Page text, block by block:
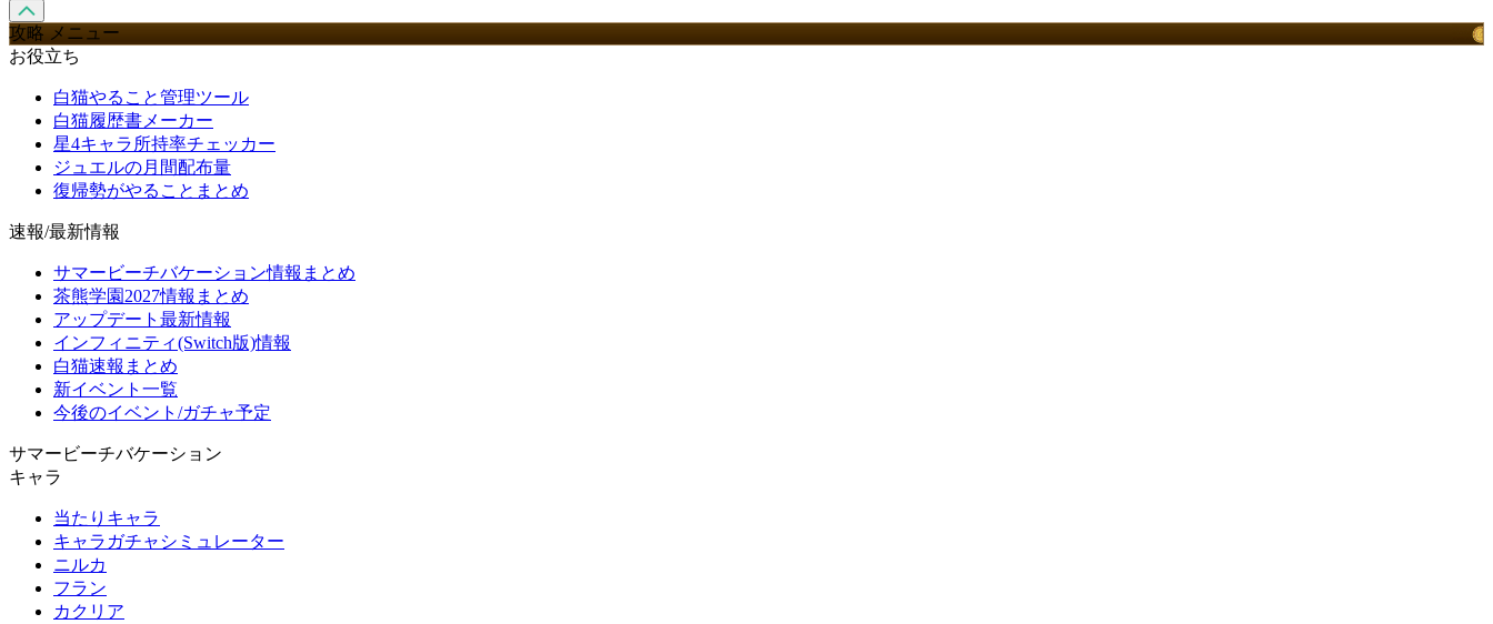
攻略 メニュー
お役立ち
白猫やること管理ツール
白猫履歴書メーカー
星4キャラ所持率チェッカー
ジュエルの月間配布量
復帰勢がやることまとめ
速報/最新情報
サマービーチバケーション情報まとめ
茶熊学園2027情報まとめ
アップデート最新情報
インフィニティ(Switch版)情報
白猫速報まとめ
新イベント一覧
今後のイベント/ガチャ予定
サマービーチバケーション
キャラ
当たりキャラ
キャラガチャシミュレーター
ニルカ
フラン
カクリア